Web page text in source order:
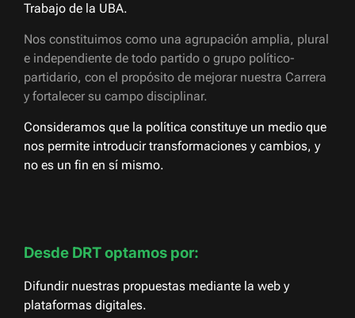
Trabajo de la UBA.
Nos constituimos como una agrupación amplia, plural
e independiente de todo partido o grupo político-
partidario, con el propósito de mejorar nuestra Carrera
y fortalecer su campo disciplinar.
Consideramos que la política constituye un medio que
nos permite introducir transformaciones y cambios, y
no es un fin en sí mismo.
Desde DRT optamos por:
Difundir nuestras propuestas mediante la web y
plataformas digitales.